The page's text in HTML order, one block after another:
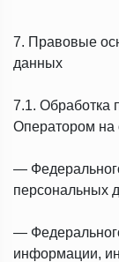
7. Правовые
данных
7.1. Обработка
Оператором на
—
персональных
—
информации,